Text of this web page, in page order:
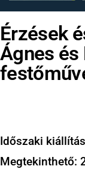
Érzések
Ágnes és
Időszaki
Megtekinthető: